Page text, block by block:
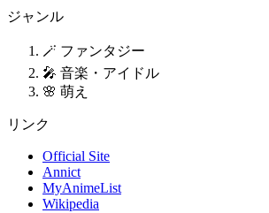
ジャンル
🪄 ファンタジー
🎤 音楽・アイドル
🌸 萌え
リンク
Official Site
Annict
MyAnimeList
Wikipedia